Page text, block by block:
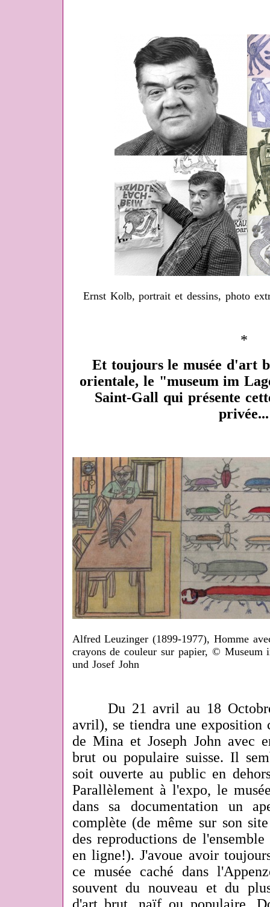
Ernst Kolb, portrait et dessins, photo
*
Et toujours le musée d'art
orientale, le "museum im
Saint-Gall qui présente
privée...
Alfred Leuzinger (1899-1977), Homme
crayons de couleur sur papier, © Museum
und Josef John
Du 21 avril au 18
avril), se tiendra une exposition
de Mina et Joseph John avec
brut ou populaire suisse. Il
soit ouverte au public en
Parallèlement à l'expo, le
dans sa documentation un
complète (de même sur son
des reproductions de
en ligne!). J'avoue avoir
ce musée caché dans
souvent du nouveau et du